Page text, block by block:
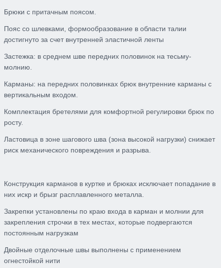
Брюки с притачным поясом.
Пояс со шлевками, формообразование в области талии
достигнуто за счет внутренней эластичной ленты
Застежка: в среднем шве передних половинок на тесьму-
молнию.
Карманы: на передних половинках брюк внутренние карманы с
вертикальным входом.
Комплектация бретелями для комфортной регулировки брюк по
росту.
Ластовица в зоне шагового шва (зона высокой нагрузки) снижает
риск механического повреждения и разрыва
Конструкция карманов в куртке и брюках исключает попадание в
них искр и брызг расплавленного металла.
Закрепки установлены по краю входа в карман и молнии для
закрепления строчки в тех местах, которые подвергаются
постоянным нагрузкам
Двойные отделочные швы выполнены с применением
огнестойкой нити